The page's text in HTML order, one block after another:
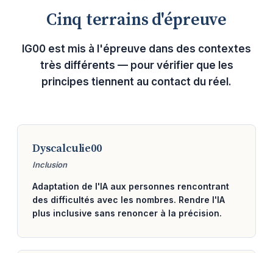
Cinq terrains d'épreuve
IG00 est mis à l'épreuve dans des contextes
très différents — pour vérifier que les
principes tiennent au contact du réel.
Dyscalculie00
Inclusion
Adaptation de l'IA aux personnes rencontrant
des difficultés avec les nombres. Rendre l'IA
plus inclusive sans renoncer à la précision.